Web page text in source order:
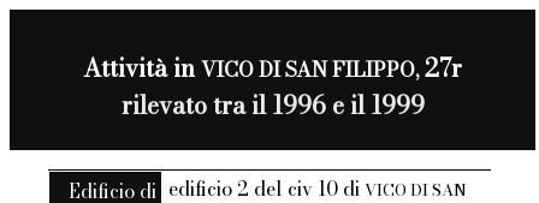
Attività inVICO DI SAN FILIPPO,27r
rilevato tra il 1996 e il 1999
Edificio di edificio 2 del civ 10 diVICO DI SAN